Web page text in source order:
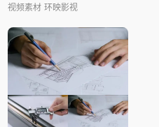
视频素材 环映影视